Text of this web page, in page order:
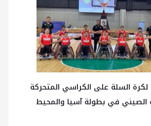
لكرة السلة على الكراسي المتحركة
في بطولة آسيا والمحيط